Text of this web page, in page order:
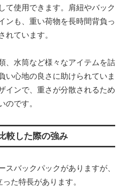
て使用できます。肩紐やバック
ンも、重い荷物を長時間背負っ
れています。
、水筒など様々なアイテムを詰
い心地の良さに助けられていま
インで、重さが分散されるため
のです。
較した際の強み
スバックパックがありますが、
た特長があります。